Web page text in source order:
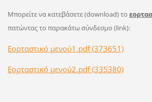
Μπορείτε να κατεβάσετε (download) το
πατώντας το παρακάτω σύνδεσμο (link):
Εορταστικό μενού1.pdf (373651)
Εορταστικό μενού2.pdf (335380)